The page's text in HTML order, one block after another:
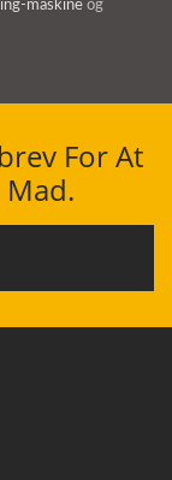
maskine og
For At